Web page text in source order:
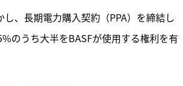
、長期電力購入契約（PPA）を締結し
のうち大半をBASFが使用する権利を有